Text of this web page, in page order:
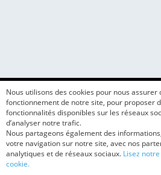
Nous utilisons des cookies pour nous assurer
fonctionnement de notre site, pour proposer
fonctionnalités disponibles sur les réseaux
d’analyser notre trafic.
Nous partageons également des
votre navigation sur notre site, avec nos
analytiques et de réseaux sociaux. Lisez
cookie.